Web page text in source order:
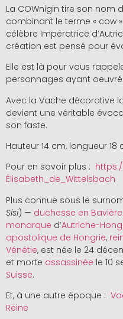
La COWnigin tire son nom
combinant le terme « cow
célèbre Impératrice
création est pensé pour
Elle est là pour vous
personnages ayant oeuvré
Avec la Vache décorative
devient une véritable
son faste.
Hauteur 14 cm, longueur 18
Pour en savoir plus :
Élisabeth_de_Wittelsbach
Plus connue sous le
Sisi) — duchesse en Bavière
monarque d’Autriche-
apostolique de Hongrie,
Vénétie, est née le 24
et morte assassinée le 10
Suisse.
Et, à une autre époque :
Reine